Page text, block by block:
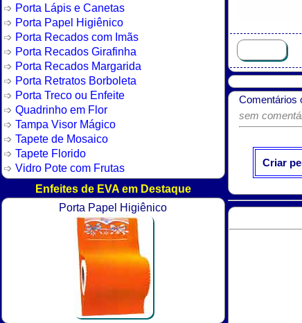
Comentários
sem
Criar
Porta Lápis e Canetas
Porta Papel Higiênico
Porta Recados com Imãs
Porta Recados Girafinha
Porta Recados Margarida
Porta Retratos Borboleta
Porta Treco ou Enfeite
Quadrinho em Flor
Tampa Visor Mágico
Tapete de Mosaico
Tapete Florido
Vidro Pote com Frutas
Enfeites de EVA em Destaque
Porta Papel Higiênico